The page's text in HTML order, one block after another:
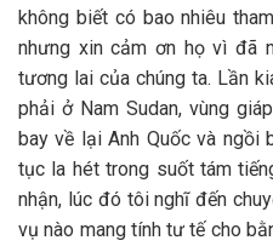
không biết có bao nhiêu
nhưng xin cảm ơn họ vì đã
tương lai của chúng ta. Lần
phải ở Nam Sudan, vùng
bay về lại Anh Quốc và ngồi
tục la hét trong suốt tám
nhận, lúc đó tôi nghĩ đến
vụ nào mang tính tư tế cho